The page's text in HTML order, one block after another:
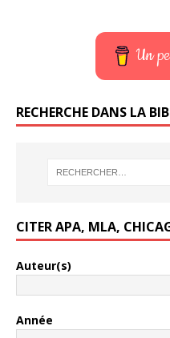
Un
RECHERCHE DANS LA
CITER APA, MLA,
Auteur(s)
Année